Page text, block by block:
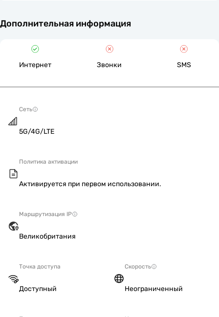
Дополнительная информация
Интернет Звонки SMS
Сеть
5G/4G/LTE
Политика активации
Активируется при первом использовании.
Маршрутизация IP
Великобритания
Точка доступа
Доступный
Скорость
Неограниченный